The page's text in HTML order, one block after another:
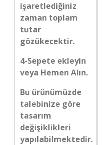
işaretlediğiniz
zaman toplam
tutar
gözükecektir.
4-Sepete ekleyin
veya Hemen Alın.
Bu ürünümüzde
talebinize göre
tasarım
değişiklikleri
yapılabilmektedir.